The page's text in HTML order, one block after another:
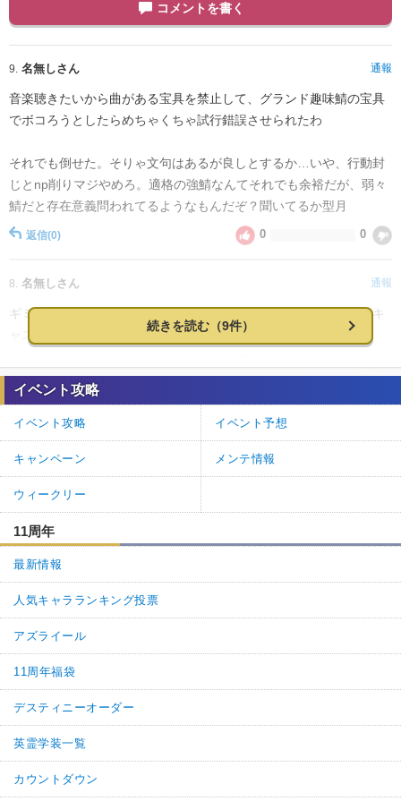
コメントを書く
9. 名無しさん 通報
音楽聴きたいから曲がある宝具を禁止して、グランド趣味鯖の宝具
でボコろうとしたらめちゃくちゃ試行錯誤させられたわ
それでも倒せた。そりゃ文句はあるが良しとするか…いや、行動封
じとnp削りマジやめろ。適格の強鯖なんてそれでも余裕だが、弱々
鯖だと存在意義問われてるようなもんだぞ？聞いてるか型月
返信(0) 0 0
8. 名無しさん 通報
ギミックとバフ・デバフ多すぎてふわっとしか把握してないままキ
ャストリア・バサトリア・水着ティアマトで押し切った。
撃破でHP回復はまだしもゲージ3本復活が本当にイラっとした。
糸によるダメージ軽減が50%も面倒すぎる。
返信(0)
6. 名無しさん 通報
単体宝具グランド×2とサポーターでゴリ押し編成で行ったら凸黒聖
杯担当が宝具撃つ前にやられてかつもう一人が善戦して最後ゲージ
ギミックに併せた戦略考えればノーコンテ狙えるだろうけど流石に
めんどさが勝つ
5. 名無しさん
まあコンテ石使いなよレベルなギミックの面倒さはある
好きなキャラで軽く捻れるくらいで良いんだけど
続きを読む（9件）
イベント攻略
イベント攻略 イベント予想
キャンペーン メンテ情報
ウィークリー
11周年
最新情報
人気キャラランキング投票
アズライール
11周年福袋
デスティニーオーダー
英霊学装一覧
カウントダウン